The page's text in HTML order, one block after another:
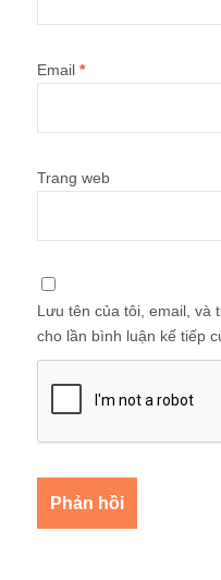
Email *
Trang web
Lưu tên của tôi, email, và
cho lần bình luận kế tiếp